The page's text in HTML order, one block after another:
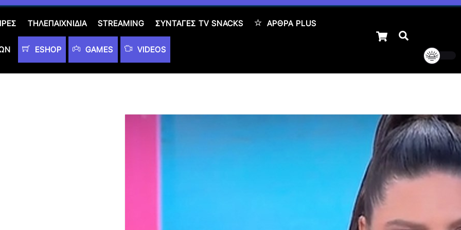
Cart
ΤΗΛΕΠΑΙΧΝΊΔΙΑ STREAMING ΣΥΝΤΑΓΈΣ TV SNACKS ΆΡΘΡΑ PLUS
ESHOP GAMES VIDEOS